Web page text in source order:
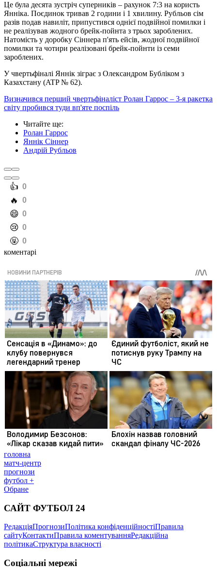
Це була десята зустріч суперників – рахунок 7:3 на користь
Янніка. Поєдинок тривав 2 години і 1 хвилину. Рубльов сім
разів подав навиліт, припустився однієї подвійної помилки і
не реалізував жодного брейк-пойнта з трьох зароблених.
Натомість у доробку Сіннера п'ять ейсів, жодної подвійної
помилки та чотири реалізовані брейк-пойнти із семи
зароблених.
У чвертьфіналі Яннік зіграє з Олександром Бубліком з
Казахстану (ATP № 62).
Визначився перший чвертьфіналіст Ролан Гаррос – 3-я ракетка
світу пробився туди вп'яте поспіль
Читайте ще:
Ролан Гаррос
Яннік Сіннер
Андрій Рубльов
️👍 0
️🔥 0
️😄 0
️😢 0
️🤬 0
коментарі
головна
матч-центр
прогнози
футбол +
Обране
САЙТ ФУТБОЛ 24
РедакціяПрогнозиПолітика конфіденційностіПравила
сайтуКонтактиПравила коментуванняРедакційна
політикаСтруктура власності
Соціальні мережі